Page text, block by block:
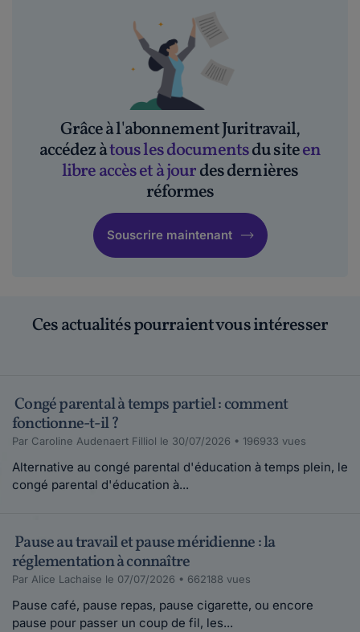
Grâce à l'abonnement Juritravail,
accédez àtous les documentsdu siteen
libre accès et à jourdes dernières
réformes
Souscrire maintenant
Ces actualités pourraient vous intéresser
Congé parental à temps partiel : comment
fonctionne-t-il ?
Par Caroline Audenaert Filliol le 30/07/2026 • 196933 vues
Alternative au congé parental d'éducation à temps plein, le
congé parental d'éducation à...
Pause au travail et pause méridienne : la
réglementation à connaître
Par Alice Lachaise le 07/07/2026 • 662188 vues
Pause café, pause repas, pause cigarette, ou encore
pause pour passer un coup de fil, les...